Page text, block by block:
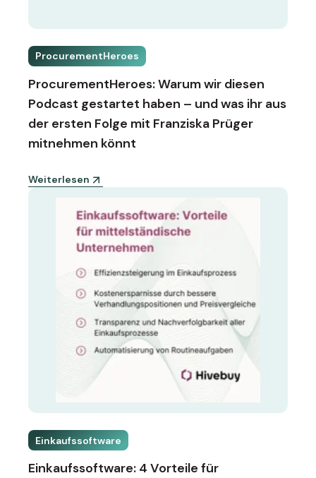
ProcurementHeroes
ProcurementHeroes: Warum wir diesen
Podcast gestartet haben – und was ihr aus
der ersten Folge mit Franziska Prüger
mitnehmen könnt
Weiterlesen
Einkaufssoftware
Einkaufssoftware: 4 Vorteile für